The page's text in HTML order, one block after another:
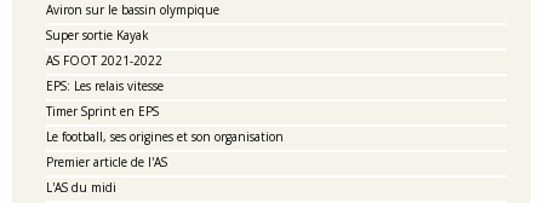
Aviron sur le bassin olympique
Super sortie Kayak
AS FOOT 2021-2022
EPS: Les relais vitesse
Timer Sprint en EPS
Le football, ses origines et son organisation
Premier article de l'AS
L'AS du midi